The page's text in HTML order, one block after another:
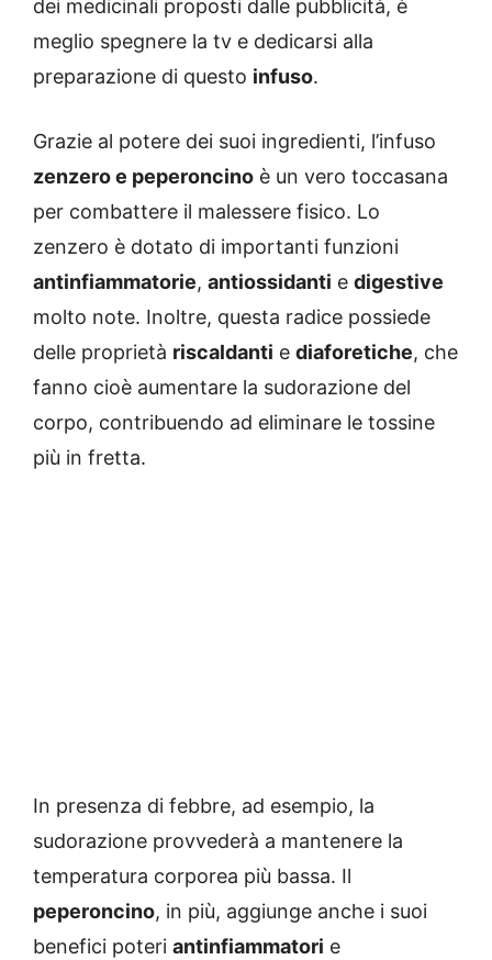
dei medicinali proposti dalle pubblicità, è
meglio spegnere la tv e dedicarsi alla
preparazione di questo infuso.
Grazie al potere dei suoi ingredienti, l’infuso
zenzero e peperoncino è un vero toccasana
per combattere il malessere fisico. Lo
zenzero è dotato di importanti funzioni
antinfiammatorie, antiossidanti e digestive
molto note. Inoltre, questa radice possiede
delle proprietà riscaldanti e diaforetiche, che
fanno cioè aumentare la sudorazione del
corpo, contribuendo ad eliminare le tossine
più in fretta.
In presenza di febbre, ad esempio, la
sudorazione provvederà a mantenere la
temperatura corporea più bassa. Il
peperoncino, in più, aggiunge anche i suoi
benefici poteri antinfiammatori e